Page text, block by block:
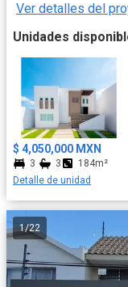
Amenidades: - Alberca - Casa Club - Asadores - Kids Zone -
Baños - Cerca
Control de Acceso -
Ver detalles del
Unidades
$ 4,050,000 MXN
3 3
184m²
Detalle de unidad
1/22